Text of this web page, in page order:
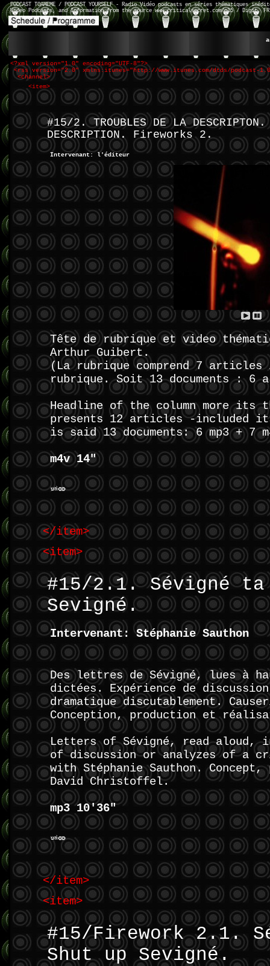
PODCAST TOAMEME / PODCAST YOURSELF - Radio Vidéo podcasts en séries
Video Podcasts, and Information from the source www.criticalsecret.com/n15 / Digit.
<?xml version="1.0" encoding="UTF-8"?>
<rss version="2.0" xmlns:itunes="http://www.itunes.com/dtds/podcast-
<channel>
<item>
#15/2. TROUBLES DE LA DESCRIPTON.
DESCRIPTION. Fireworks 2.
Intervenant: l'éditeur
Tête de rubrique et video
Arthur Guibert.
(La rubrique comprend 7
rubrique. Soit 13 documents : 6
Headline of the column more its
presents 12 articles -included
is said 13 documents: 6 mp3 + 7
m4v 14"
</item>
<item>
#15/2.1. Sévigné
Sevigné.
Intervenant: Stéphanie Sauthon
Des lettres de Sévigné, lues à
dictées. Expérience de
dramatique discutablement.
Conception, production et
Letters of Sévigné, read aloud,
of discussion or analyzes of a
with Stéphanie Sauthon.
David Christoffel.
mp3 10'36"
</item>
<item>
#15/Firework 2.1.
Shut up Sevigné.